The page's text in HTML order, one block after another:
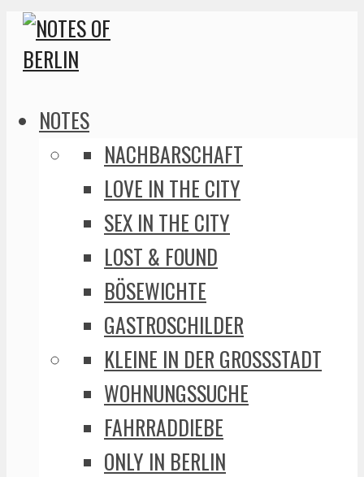
NOTES
NACHBARSCHAFT
LOVE IN THE CITY
SEX IN THE CITY
LOST & FOUND
BÖSEWICHTE
GASTROSCHILDER
KLEINE IN DER GROSSSTADT
WOHNUNGSSUCHE
FAHRRADDIEBE
ONLY IN BERLIN